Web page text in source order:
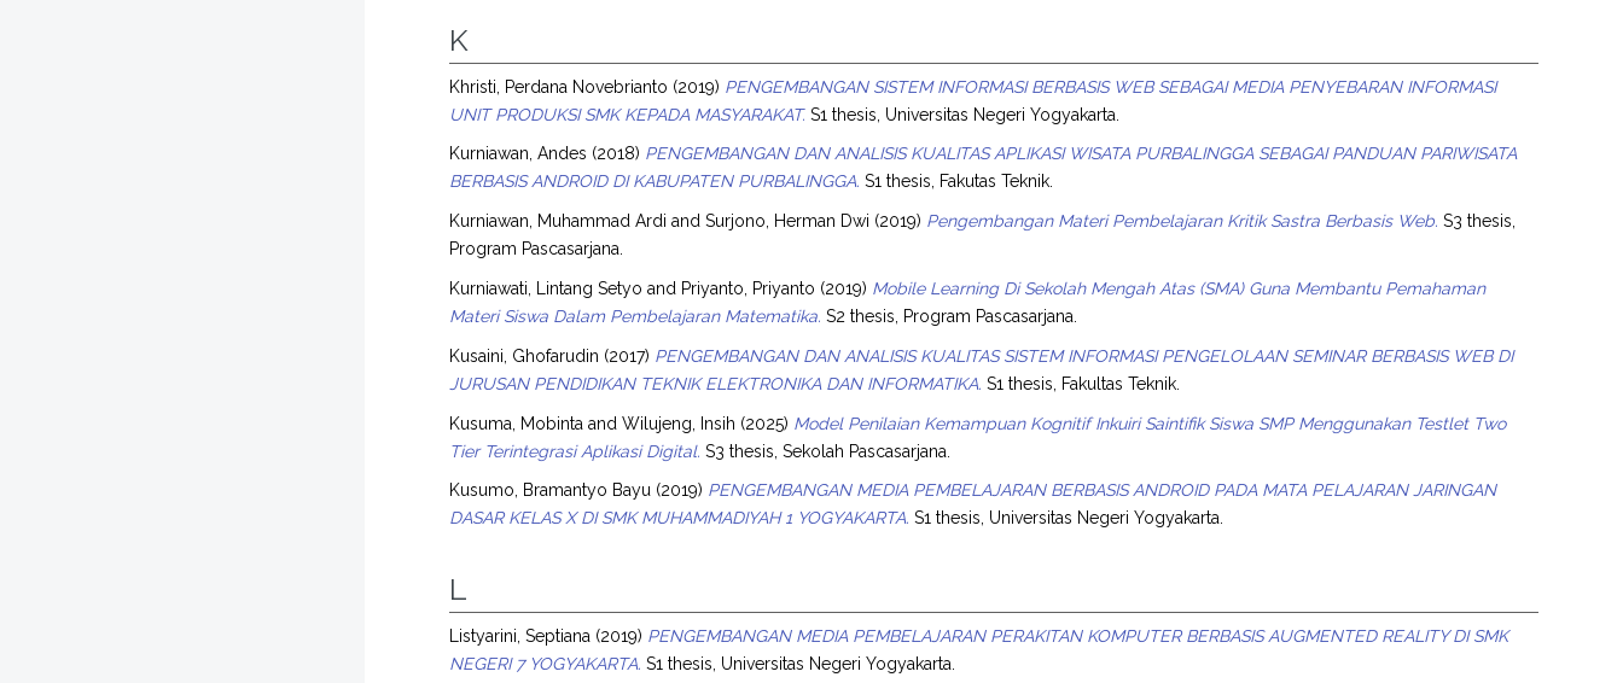
K
Khristi, Perdana Novebrianto (2019) PENGEMBANGAN SISTEM INFORMASI BERBASIS WEB SEBAGAI MEDIA PENYEBARAN INFORMASI
UNIT PRODUKSI SMK KEPADA MASYARAKAT. S1 thesis, Universitas Negeri Yogyakarta.
Kurniawan, Andes (2018) PENGEMBANGAN DAN ANALISIS KUALITAS APLIKASI WISATA PURBALINGGA SEBAGAI PANDUAN PARIWISATA
BERBASIS ANDROID DI KABUPATEN PURBALINGGA. S1 thesis, Fakutas Teknik.
Kurniawan, Muhammad Ardi andSurjono, Herman Dwi (2019) Pengembangan Materi Pembelajaran Kritik Sastra Berbasis Web. S3 thesis,
Program Pascasarjana.
Kurniawati, Lintang Setyo and Priyanto, Priyanto (2019) Mobile Learning Di Sekolah Mengah Atas (SMA) Guna Membantu Pemahaman
Materi Siswa Dalam Pembelajaran Matematika. S2 thesis, Program Pascasarjana.
Kusaini, Ghofarudin (2017) PENGEMBANGAN DAN ANALISIS KUALITAS SISTEM INFORMASI PENGELOLAAN SEMINAR BERBASIS WEB DI
JURUSAN PENDIDIKAN TEKNIK ELEKTRONIKA DAN INFORMATIKA. S1 thesis, Fakultas Teknik.
Kusuma, Mobinta andWilujeng, Insih (2025) Model Penilaian Kemampuan Kognitif Inkuiri Saintifik Siswa SMP Menggunakan Testlet Two
Tier Terintegrasi Aplikasi Digital. S3 thesis, Sekolah Pascasarjana.
Kusumo, Bramantyo Bayu (2019) PENGEMBANGAN MEDIA PEMBELAJARAN BERBASIS ANDROID PADA MATA PELAJARAN JARINGAN
DASAR KELAS X DI SMK MUHAMMADIYAH 1 YOGYAKARTA. S1 thesis, Universitas Negeri Yogyakarta.
L
Listyarini, Septiana (2019) PENGEMBANGAN MEDIA PEMBELAJARAN PERAKITAN KOMPUTER BERBASIS AUGMENTED REALITY DI SMK
NEGERI 7 YOGYAKARTA. S1 thesis, Universitas Negeri Yogyakarta.